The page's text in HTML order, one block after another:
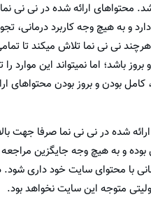
محتواهای ارائه شده در نی نی
و به هیچ وجه کاربرد درمانی،
نی نی نما تلاش میکند تا
باشد؛ اما نمیتواند این موارد
بودن و بروز بودن محتواهای
شده در نی نی نما صرفا جهت
بوده و به هیچ وجه جایگزین
با محتوای سایت خود داری
متوجه این سایت نخواهد بود.